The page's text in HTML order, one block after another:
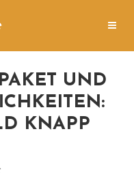
UND
KNAPP